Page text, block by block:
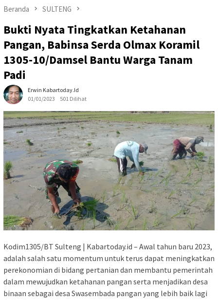
Beranda SULTENG
Bukti Nyata Tingkatkan Ketahanan
Pangan, Babinsa Serda Olmax Koramil
1305-10/Damsel Bantu Warga Tanam
Padi
Erwin Kabartoday.id
01/01/2023
501 Dilihat
Kodim1305/BT Sulteng | Kabartoday.id – Awal tahun baru 2023,
adalah salah satu momentum untuk terus dapat meningkatkan
perekonomian di bidang pertanian dan membantu pemerintah
dalam mewujudkan ketahanan pangan serta menjadikan desa
binaan sebagai desa Swasembada pangan yang lebih baik lagi